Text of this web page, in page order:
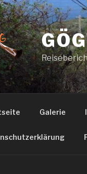
Galerie